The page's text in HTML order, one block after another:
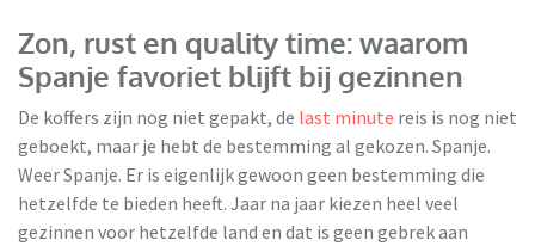
Zon, rust en quality time: waarom
Spanje favoriet blijft bij gezinnen
De koffers zijn nog niet gepakt, de last minute reis is nog niet
geboekt, maar je hebt de bestemming al gekozen. Spanje.
Weer Spanje. Er is eigenlijk gewoon geen bestemming die
hetzelfde te bieden heeft. Jaar na jaar kiezen heel veel
gezinnen voor hetzelfde land en dat is geen gebrek aan